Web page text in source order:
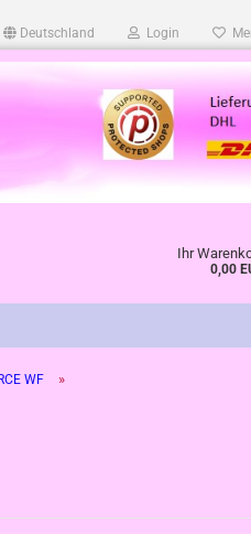
Deutschland Login
Ihr
0,00
WF »